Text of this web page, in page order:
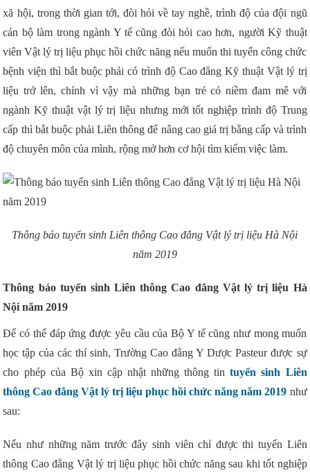
xã hội, trong thời gian tới, đòi hỏi về tay nghề, trình độ của đội ngũ
cán bộ làm trong ngành Y tế cũng đòi hỏi cao hơn, người Kỹ thuật
viên Vật lý trị liệu phục hồi chức năng nếu muốn thi tuyển công chức
bệnh viện thì bắt buộc phải có trình độ Cao đẳng Kỹ thuật Vật lý trị
liệu trở lên, chính vì vậy mà những bạn trẻ có niềm đam mê với
ngành Kỹ thuật vật lý trị liệu nhưng mới tốt nghiệp trình độ Trung
cấp thì bắt buộc phải Liên thông để nâng cao giá trị bằng cấp và trình
độ chuyên môn của mình, rộng mở hơn cơ hội tìm kiếm việc làm.
Thông báo tuyển sinh Liên thông Cao đẳng Vật lý trị liệu Hà Nội
năm 2019
Thông báo tuyển sinh Liên thông Cao đẳng Vật lý trị liệu Hà
Nội năm 2019
Để có thể đáp ứng được yêu cầu của Bộ Y tế cũng như mong muốn
học tập của các thí sinh, Trường Cao đẳng Y Dược Pasteur được sự
cho phép của Bộ xin cập nhật những thông tintuyển sinh Liên
thông Cao đẳng Vật lý trị liệu phục hồi chức năng năm 2019 như
sau:
Nếu như những năm trước đây sinh viên chỉ được thi tuyển Liên
thông Cao đẳng Vật lý trị liệu phục hồi chức năng sau khi tốt nghiệp